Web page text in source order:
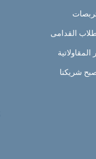
القدامى
المقاولاتية
شريكنا